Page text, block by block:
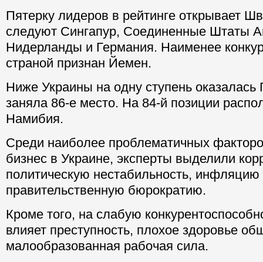
Пятерку лидеров в рейтинге открывает
следуют Сингапур, Соединенные Штаты
Нидерланды и Германия. Наименее
страной признан Йемен.
Ниже Украины на одну ступень оказалась
заняла 86-е место. На 84-й позиции
Намибия.
Среди наиболее проблематичных
бизнес в Украине, эксперты выделили
политическую нестабильность,
правительственную бюрократию.
Кроме того, на слабую
влияет преступность, плохое здоровье
малообразованная рабочая сила.